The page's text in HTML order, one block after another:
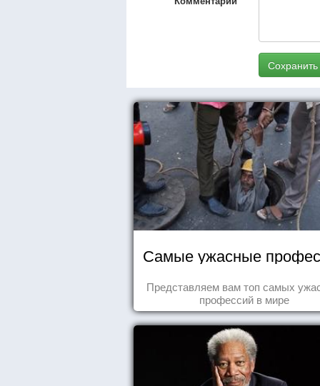
Сохранить
Самые ужасные
Представляем вам топ самых
профессий в мире